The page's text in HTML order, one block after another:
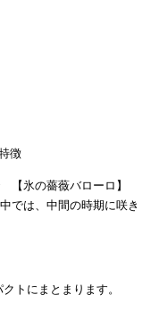
徴
氷の薔薇バローロ】
では、中間の時期に咲き
トにまとまります。